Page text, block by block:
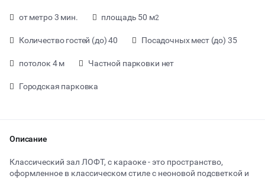
от метро 3 мин. площадь 50 м2
Количество гостей (до) 40 Посадочных мест (до) 35
потолок 4 м Частной парковки нет
Городская парковка
Описание
Классический зал ЛОФТ, с караоке - это пространство,
оформленное в классическом стиле с неоновой подсветкой и
от 400 ₽ за час